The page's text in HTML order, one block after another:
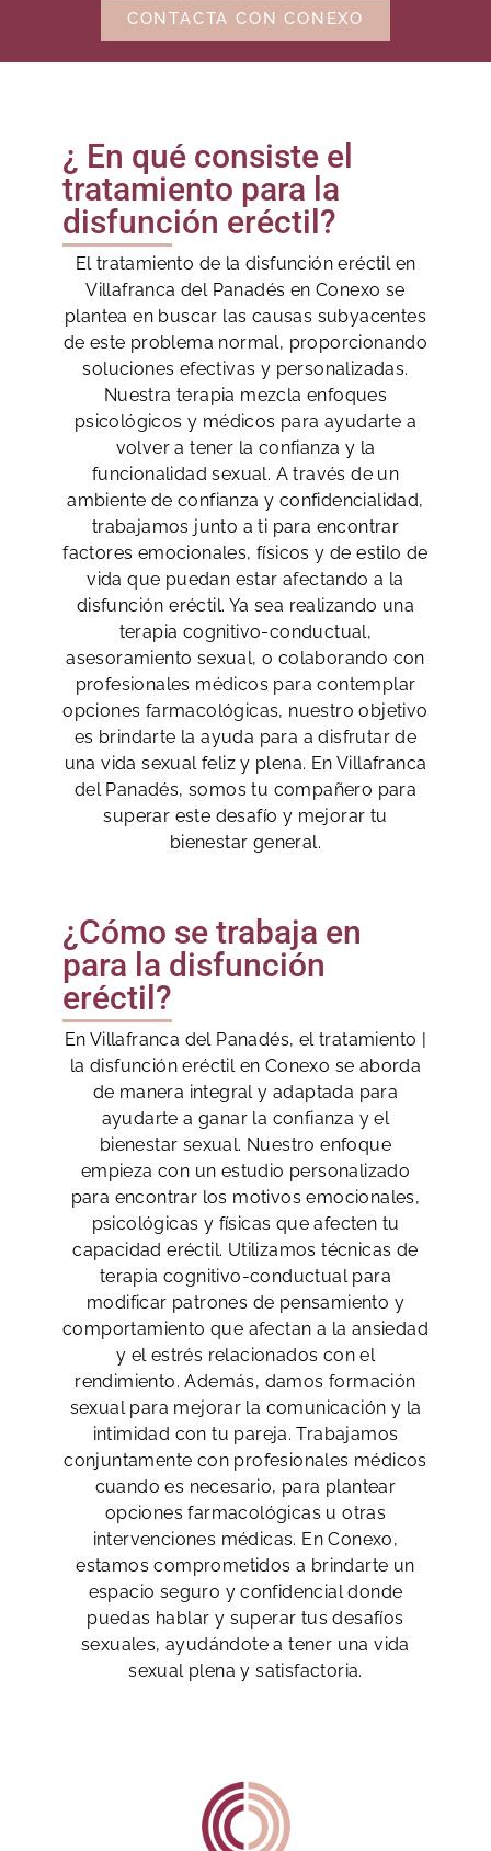
CONTACTA CON CONEXO
¿ En qué consiste el
tratamiento para la
disfunción eréctil?
El tratamiento de la disfunción eréctil en
Villafranca del Panadés en Conexo se
plantea en buscar las causas subyacentes
de este problema normal, proporcionando
soluciones efectivas y personalizadas.
Nuestra terapia mezcla enfoques
psicológicos y médicos para ayudarte a
volver a tener la confianza y la
funcionalidad sexual. A través de un
ambiente de confianza y confidencialidad,
trabajamos junto a ti para encontrar
factores emocionales, físicos y de estilo de
vida que puedan estar afectando a la
disfunción eréctil. Ya sea realizando una
terapia cognitivo-conductual,
asesoramiento sexual, o colaborando con
profesionales médicos para contemplar
opciones farmacológicas, nuestro objetivo
es brindarte la ayuda para a disfrutar de
una vida sexual feliz y plena. En Villafranca
del Panadés, somos tu compañero para
superar este desafío y mejorar tu
bienestar general.
¿Cómo se trabaja en
para la disfunción
eréctil?
En Villafranca del Panadés, el tratamiento |
la disfunción eréctil en Conexo se aborda
de manera integral y adaptada para
ayudarte a ganar la confianza y el
bienestar sexual. Nuestro enfoque
empieza con un estudio personalizado
para encontrar los motivos emocionales,
psicológicas y físicas que afecten tu
capacidad eréctil. Utilizamos técnicas de
terapia cognitivo-conductual para
modificar patrones de pensamiento y
comportamiento que afectan a la ansiedad
y el estrés relacionados con el
rendimiento. Además, damos formación
sexual para mejorar la comunicación y la
intimidad con tu pareja. Trabajamos
conjuntamente con profesionales médicos
cuando es necesario, para plantear
opciones farmacológicas u otras
intervenciones médicas. En Conexo,
estamos comprometidos a brindarte un
espacio seguro y confidencial donde
puedas hablar y superar tus desafíos
sexuales, ayudándote a tener una vida
sexual plena y satisfactoria.